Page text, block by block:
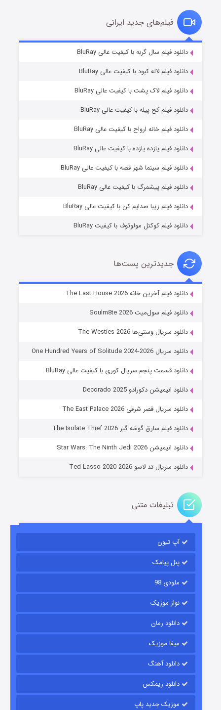
قسمت۷ (زیرنویس) منتشر شد
خاندان اژدها فصل ۳
جادوگری در مغولستان
قسمت۱۴ (زیرنویس) منتشر شد
قسمت
فیلم‌های جدید ایرانی
دانلود فیلم سال گربه با کیفیت عالی BluRay
دانلود فیلم لاله کبود با کیفیت عالی BluRay
دانلود فیلم لاک پشت با کیفیت عالی BluRay
دانلود فیلم کج‌ پیله با کیفیت عالی BluRay
دانلود فیلم خانه ارواح با کیفیت عالی BluRay
دانلود فیلم یازده یازده با کیفیت عالی BluRay
دانلود فیلم سینما شهر قصه با کیفیت عالی BluRay
دانلود فیلم پیشمرگ با کیفیت عالی BluRay
دانلود فیلم زیبا صدایم کن با کیفیت عالی BluRay
دانلود فیلم کوکتل مولوتوف با کیفیت BluRay
جدیدترین پست‌ها
دانلود فیلم آخرین خانه The Last House 2026
دانلود فیلم سول‌میت Soulm8te 2026
دانلود سریال وستی‌ها The Westies 2026
دانلود سریال One Hundred Years of Solitude 2024-2026
دانلود قسمت پنجم سریال کوری با کیفیت عالی BluRay
دانلود انیمیشن دکورادو Decorado 2025
دانلود سریال قصر شرقی The East Palace 2026
دانلود فیلم سارق گوشه گیر The Isolate Thief 2026
دانلود انیمیشن Star Wars: The Ninth Jedi 2026
دانلود سریال تد لاسو Ted Lasso 2020-2026
تبلیغات متنی
آپ تیون
پنل پیامک
ملودی 98
نواز موزیک
دانلود رمان
میفا موزیک
دانلود آهنگ
دانلود ریمکس
موزیک جدید پاپ